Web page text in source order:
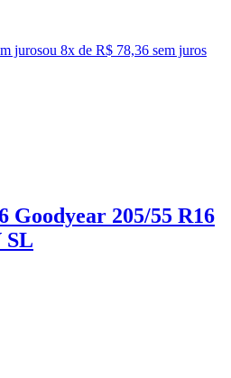
jurosou 8x de R$ 78,36 sem juros
Goodyear 205/55 R16
SL